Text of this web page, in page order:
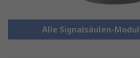
Alle Signalsäulen-